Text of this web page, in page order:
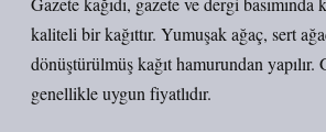
kaliteli bir kağıttır. Yumuşak ağaç, sert
dönüştürülmüş kağıt hamurundan yapılır.
genellikle uygun fiyatlıdır.